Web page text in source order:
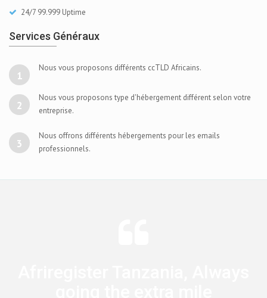
24/7 99.999 Uptime
Services Généraux
1
Nous vous proposons différents ccTLD Africains.
2
Nous vous proposons type d'hébergement différent selon votre
entreprise.
3
Nous offrons différents hébergements pour les emails
professionnels.